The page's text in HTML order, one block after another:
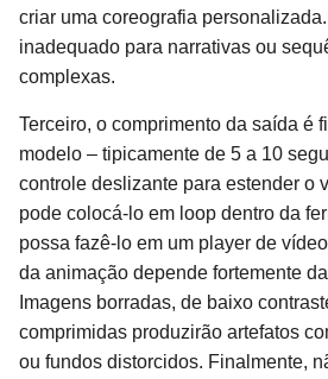
criar uma coreografia
inadequado para narrativas ou
complexas.
Terceiro, o comprimento da saída é
modelo – tipicamente de 5 a 10
controle deslizante para estender o
pode colocá-lo em loop dentro da
possa fazê-lo em um player de
da animação depende fortemente
Imagens borradas, de baixo
comprimidas produzirão artefatos
ou fundos distorcidos. Finalmente,